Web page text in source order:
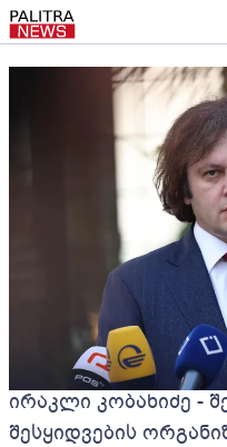
ირაკლი კობახიძე -
შესყიდვების